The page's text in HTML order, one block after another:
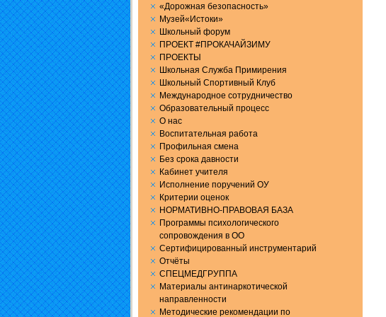
«Дорожная безопасность»
Музей«Истоки»
Школьный форум
ПРОЕКТ #ПРОКАЧАЙЗИМУ
ПРОЕКТЫ
Школьная Служба Примирения
Школьный Спортивный Клуб
Международное сотрудничество
Образовательный процесс
О нас
Воспитательная работа
Профильная смена
Без срока давности
Кабинет учителя
Исполнение поручений ОУ
Критерии оценок
НОРМАТИВНО-ПРАВОВАЯ БАЗА
Программы психологического
сопровождения в ОО
Сертифицированный инструментарий
Отчёты
СПЕЦМЕДГРУППА
Материалы антинаркотической
направленности
Методические рекомендации по